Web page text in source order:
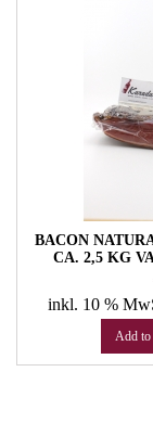
BACON
CA. 2,5 KG
inkl. 10 %
Add to